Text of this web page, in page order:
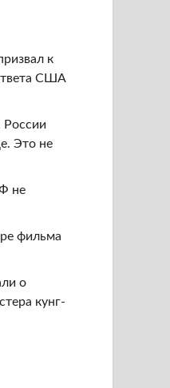
к
США
Это не
не
фильма
о
кунг-